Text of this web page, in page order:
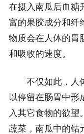
在摄入南瓜后血糖
富的果胶成分和纤
物质会在人体的胃
和吸收的速度。
不仅如此，人
以停留在肠胃中形
入其它食物的欲望
蔬菜，南瓜中的钴